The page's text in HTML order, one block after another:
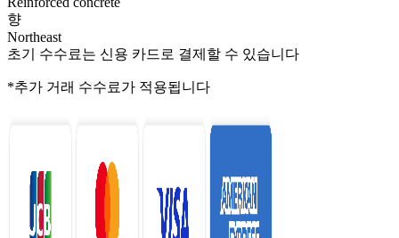
향
Northeast
초기 수수료는 신용 카드로 결제할 수 있습니다
*추가 거래 수수료가 적용됩니다